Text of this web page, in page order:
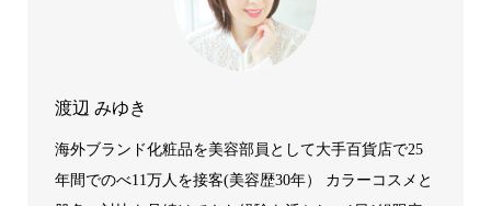
渡辺 みゆき
海外ブランド化粧品を美容部員として大手百貨店で25
年間でのべ11万人を接客(美容歴30年） カラーコスメと